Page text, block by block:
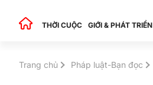
THỜI CUỘC GIỚI & PHÁT TRIỂN
Trang chủ Pháp luật-Bạn đọc